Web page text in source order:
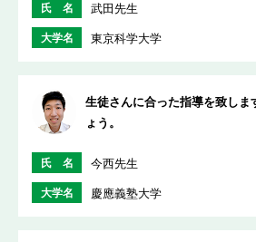
氏 名 武田先生
大学名 東京科学大学
生徒さんに合った指導を致しま
ょう。
氏 名 今西先生
大学名 慶應義塾大学